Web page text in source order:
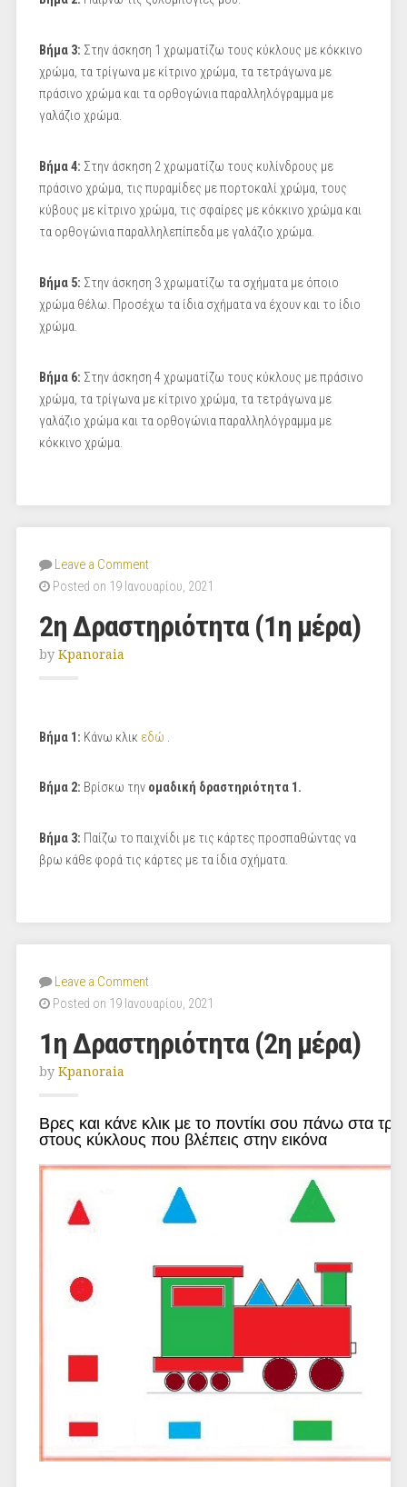
Βήμα 3: Στην άσκηση 1 χρωματίζω τους κύκλους με κόκκινο
χρώμα, τα τρίγωνα με κίτρινο χρώμα, τα τετράγωνα με
πράσινο χρώμα και τα ορθογώνια παραλληλόγραμμα με
γαλάζιο χρώμα.
Βήμα 4: Στην άσκηση 2 χρωματίζω τους κυλίνδρους με
πράσινο χρώμα, τις πυραμίδες με πορτοκαλί χρώμα, τους
κύβους με κίτρινο χρώμα, τις σφαίρες με κόκκινο χρώμα και
τα ορθογώνια παραλληλεπίπεδα με γαλάζιο χρώμα.
Βήμα 5: Στην άσκηση 3 χρωματίζω τα σχήματα με όποιο
χρώμα θέλω. Προσέχω τα ίδια σχήματα να έχουν και το ίδιο
χρώμα.
Βήμα 6: Στην άσκηση 4 χρωματίζω τους κύκλους με πράσινο
χρώμα, τα τρίγωνα με κίτρινο χρώμα, τα τετράγωνα με
γαλάζιο χρώμα και τα ορθογώνια παραλληλόγραμμα με
κόκκινο χρώμα.
Leave a Comment
Posted on 19 Ιανουαρίου, 2021
2η Δραστηριότητα (1η μέρα)
by Kpanoraia
Βήμα 1: Κάνω κλικ εδώ .
Βήμα 2: Βρίσκω την ομαδική δραστηριότητα 1.
Βήμα 3: Παίζω το παιχνίδι με τις κάρτες προσπαθώντας να
βρω κάθε φορά τις κάρτες με τα ίδια σχήματα.
Leave a Comment
Posted on 19 Ιανουαρίου, 2021
1η Δραστηριότητα (2η μέρα)
by Kpanoraia